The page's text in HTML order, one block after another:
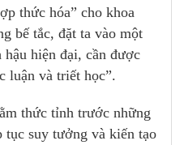
thức hóa” cho khoa
bế tắc, đặt ta vào một
hậu hiện đại, cần được
luận và triết học”.
thức tỉnh trước những
tục suy tưởng và kiến tạo